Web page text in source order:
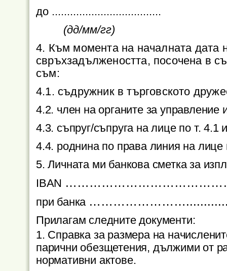
до ....................................
(дд/мм/гг)
4. Към момента на началната дата
свръхзадължеността, посочена в
съм:
4.1. съдружник в търговското
4.2. член на органите за управление
4.3. съпруг/съпруга на лице по т. 4.1
4.4. роднина по права линия на лице
5. Личната ми банкова сметка за
IBAN
при банка
Прилагам следните документи:
1. Справка за размера на
парични обезщетения, дължими от
нормативни актове.